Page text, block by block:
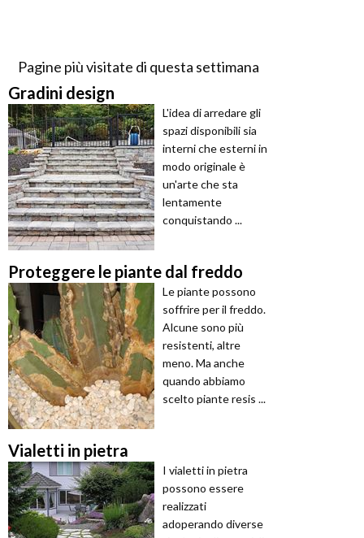
Pagine più visitate di questa settimana
Gradini design
L'idea di arredare gli
spazi disponibili sia
interni che esterni in
modo originale è
un'arte che sta
lentamente
conquistando ...
Proteggere le piante dal freddo
Le piante possono
soffrire per il freddo.
Alcune sono più
resistenti, altre
meno. Ma anche
quando abbiamo
scelto piante resis ...
Vialetti in pietra
I vialetti in pietra
possono essere
realizzati
adoperando diverse